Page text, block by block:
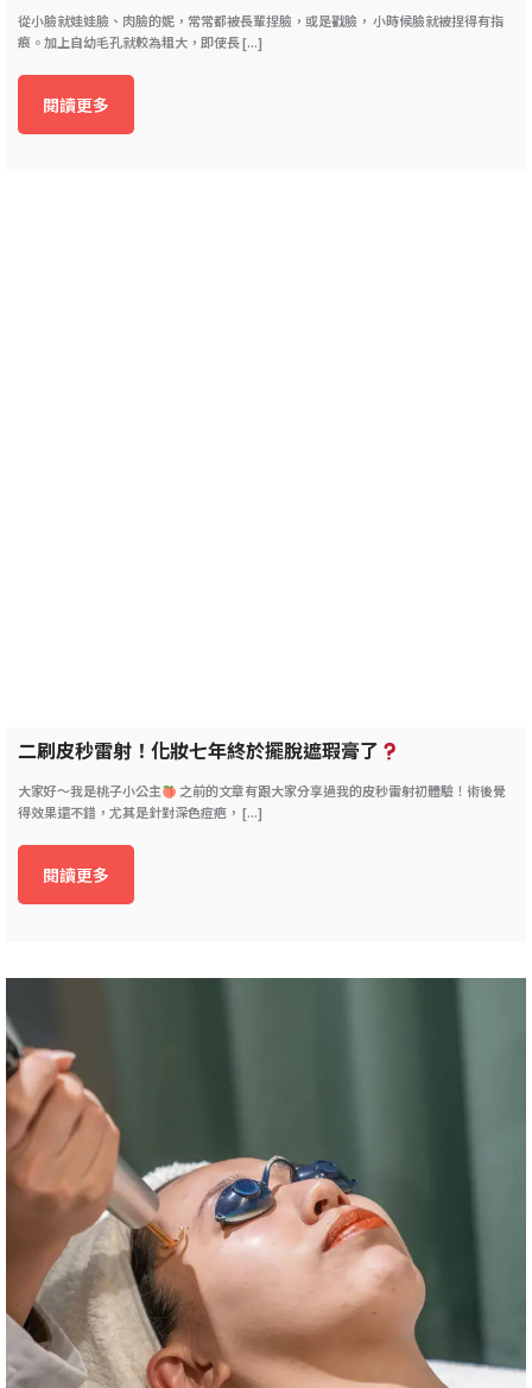
從小臉就娃娃臉、肉臉的妮，常常都被長輩捏臉，或是戳臉， 小時候臉就被捏得有指
痕。加上自幼毛孔就較為粗大，即使長 [...]
閱讀更多
二刷皮秒雷射！化妝七年終於擺脫遮瑕膏了
大家好～我是桃子小公主
之前的文章有跟大家分享過我的皮秒雷射初體驗！術後覺
得效果還不錯，尤其是針對深色痘疤， [...]
閱讀更多